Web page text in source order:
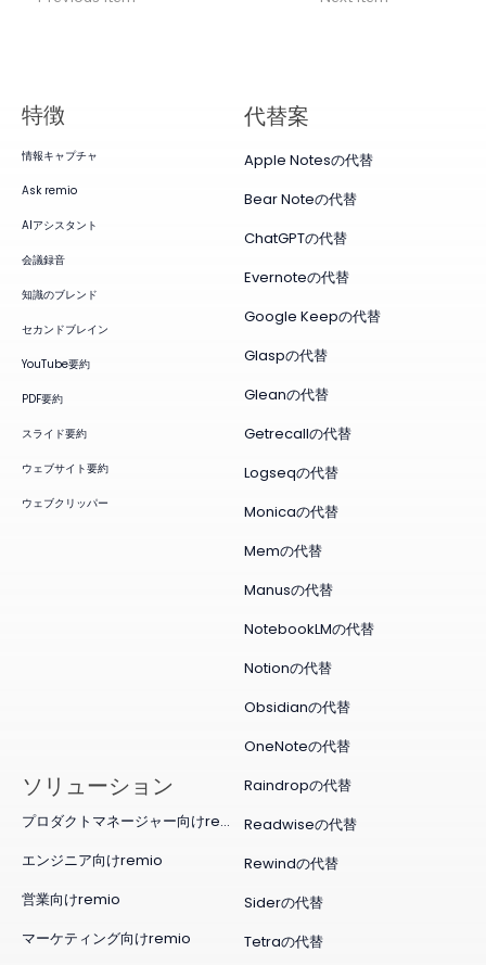
特徴
情報キャプチャ
Ask remio
AIアシスタント
会議録音
知識のブレンド
セカンドブレイン
YouTube要約
PDF要約
スライド要約
ウェブサイト要約
ウェブクリッパー
代替案
Apple Notesの代替
Bear Noteの代替
ChatGPTの代替
Evernoteの代替
Google Keepの代替
Glaspの代替
Gleanの代替
Getrecallの代替
Logseqの代替
Monicaの代替
Memの代替
Manusの代替
NotebookLMの代替
Notionの代替
Obsidianの代替
OneNoteの代替
Raindropの代替
Readwiseの代替
Rewindの代替
Siderの代替
Tetraの代替
ソリューション
プロダクトマネージャー向けremio
エンジニア向けremio
営業向けremio
マーケティング向けremio